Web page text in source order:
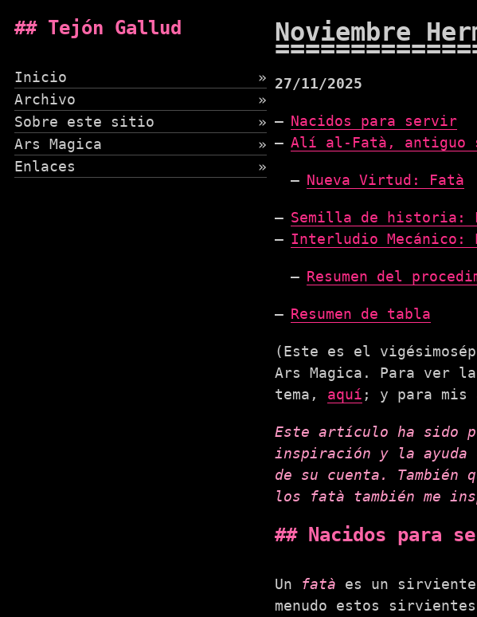
Tejón Gallud
Inicio
»
Archivo
»
Sobre este sitio
»
Ars Magica
»
Enlaces
»
Noviembre
27/11/2025
Nacidos para servir
Alí al-Fatà, antiguo
Nueva Virtud: Fatà
Semilla de historia:
Interludio Mecánico:
Resumen del
Resumen de tabla
(Este es el
Ars Magica. Para ver
tema, aquí ; y para mis
Este artículo ha sido
inspiración y la
de su cuenta. También
los fatà también me
Nacidos para
Un fatà es un
menudo estos